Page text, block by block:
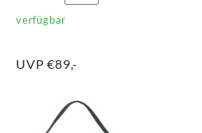
verfügbar
UVP €89,-